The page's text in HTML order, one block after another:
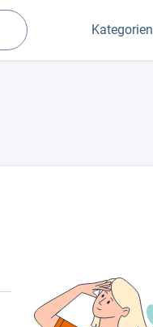
Suchen
Kategorien